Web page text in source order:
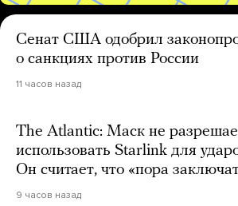
Сенат США одобрил
о санкциях против России
11 часов назад
The Atlantic: Маск не
использовать Starlink для
Он считает, что «пора
9 часов назад